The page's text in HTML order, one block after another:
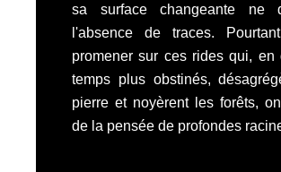
sa surface changeante ne
l'absence de traces.
promener sur ces rides qui, en
temps plus obstinés,
pierre et noyèrent les forêts,
de la pensée de profondes